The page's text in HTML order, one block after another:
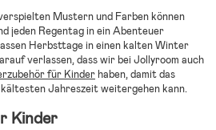
Mustern und Farben können
jeden Regentag in ein Abenteuer
Herbsttage in einen kalten Winter
verlassen, dass wir bei Jollyroom auch
für Kinderhaben, damit das
Jahreszeit weitergehen kann.
Kinder